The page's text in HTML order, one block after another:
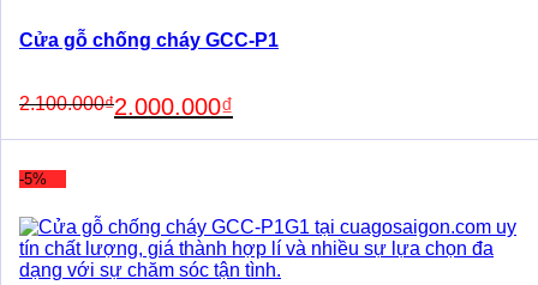
Cửa gỗ chống cháy GCC-P1
2.100.000₫
price
was:
2.000.000₫
price
is:
-5%